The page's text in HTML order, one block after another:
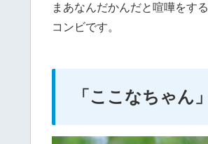
まあなんだかんだと喧嘩をす
コンビです。
「ここなちゃん